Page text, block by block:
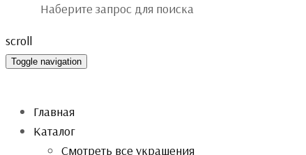
Наберите запрос для поиска
scroll
Toggle navigation
Главная
Каталог
Смотреть все украшения